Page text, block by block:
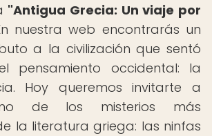
"Antigua Grecia: Un viaje por
nuestra web encontrarás un
a la civilización que sentó
pensamiento occidental: la
Hoy queremos invitarte a
de los misterios más
la literatura griega: las ninfas